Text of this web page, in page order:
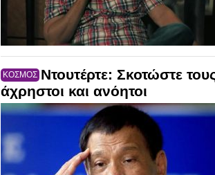
ΚΟΣΜΟΣ Ντουτέρτε: Σκοτώστε
άχρηστοι και ανόητοι